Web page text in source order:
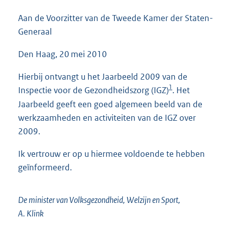
Aan de Voorzitter van de Tweede Kamer der Staten-
Generaal
Den Haag, 20 mei 2010
Hierbij ontvangt u het Jaarbeeld 2009 van de
Inspectie voor de Gezondheidszorg (IGZ)1. Het
Jaarbeeld geeft een goed algemeen beeld van de
werkzaamheden en activiteiten van de IGZ over
2009.
Ik vertrouw er op u hiermee voldoende te hebben
geïnformeerd.
De minister van Volksgezondheid, Welzijn en Sport,
A. Klink